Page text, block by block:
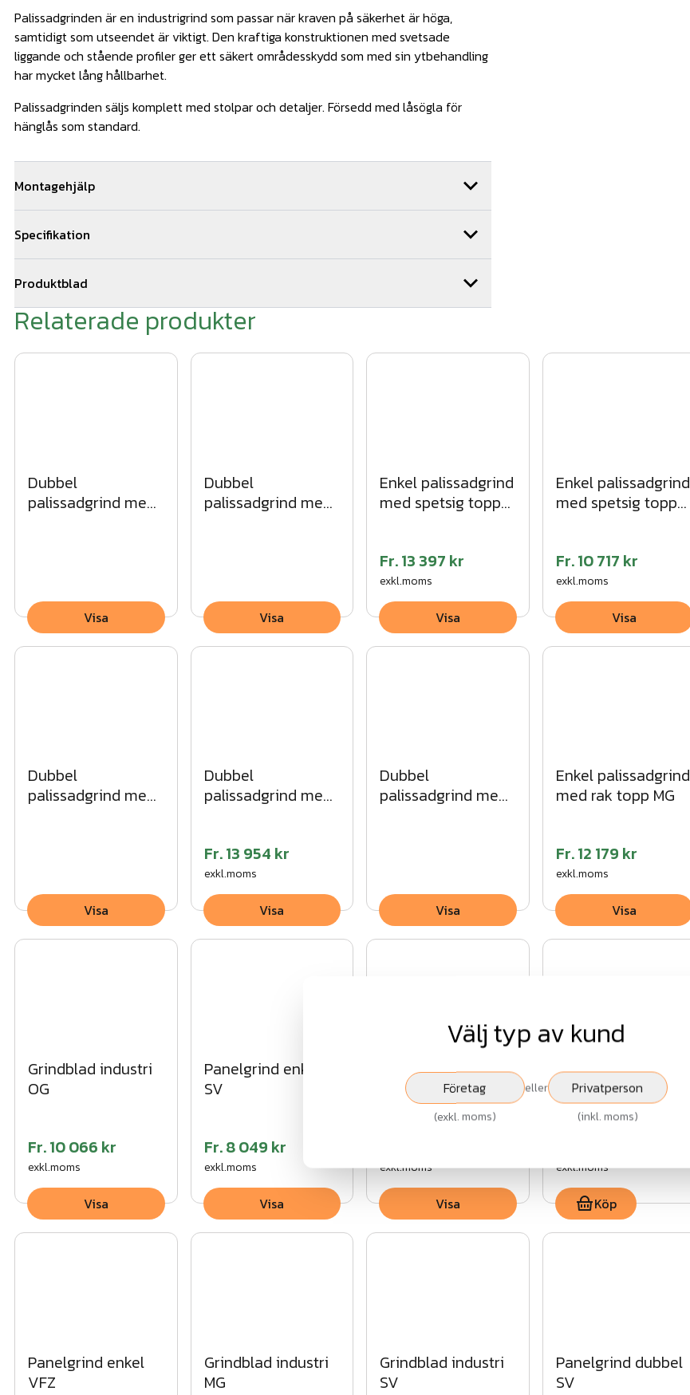
Palissadgrinden är en industrigrind som passar när kraven på säkerhet är höga,
samtidigt som utseendet är viktigt. Den kraftiga konstruktionen med svetsade
liggande och stående profiler ger ett säkert områdesskydd som med sin ytbehandling
har mycket lång hållbarhet.
Palissadgrinden säljs komplett med stolpar och detaljer. Försedd med låsögla för
hänglås som standard.
Montagehjälp
ni 5 års montage och materialgaranti. Vi samarbetar med ett brett nätverk av
stängselmontörer och kan hjälpa till med montagearbetet i stora delar av landet. Hör
av er till oss via offertformuläret för snabb kostnadsfri offert.
Specifikation
Material: Stål
Profildimensioner: 20x20 mm
Produktblad
produktblad Palissadgrind 2019.pdf
Relaterade produkter
Dubbel
palissadgrind med
Visa
Dubbel
palissadgrind med
Visa
Enkel palissadgrind
med spetsig topp
Fr.13 397 kr
exkl.moms
Visa
Enkel palissadgrind
med spetsig topp
Fr.10 717 kr
exkl.moms
Visa
Dubbel
palissadgrind med
Visa
Dubbel
palissadgrind med
Fr.13 954 kr
exkl.moms
Visa
Dubbel
palissadgrind med
Visa
Enkel palissadgrind
med rak topp MG
Fr.12 179 kr
exkl.moms
Visa
Grindblad industri
OG
Fr.10 066 kr
exkl.moms
Visa
Panelgrind enkel
SV
Fr.8 049 kr
exkl.moms
Visa
Panelgrind enkel
exkl.moms
Visa
Mobil Gånggrind
ASSA Lås
exkl.moms
Köp
Panelgrind enkel
VFZ
Grindblad industri
MG
Grindblad industri
SV
Panelgrind dubbel
SV
Välj typ av kund
Företag
(exkl. moms)
eller Privatperson
(inkl. moms)